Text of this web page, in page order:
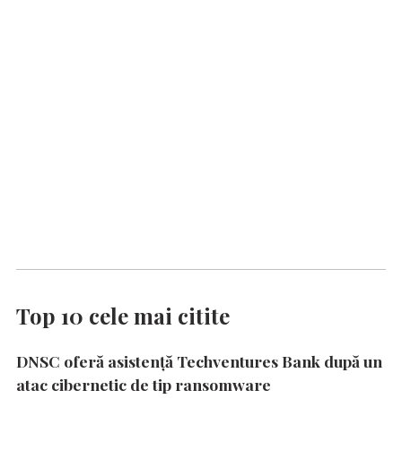
Top 10 cele mai citite
DNSC oferă asistență Techventures Bank după un
atac cibernetic de tip ransomware